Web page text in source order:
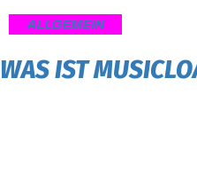
ALLGEMEIN
WAS IST